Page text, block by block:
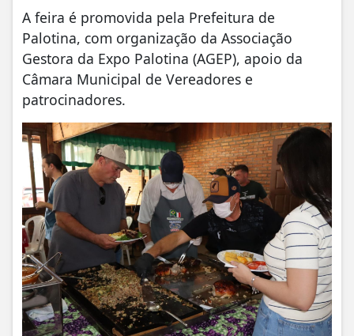
A feira é promovida pela Prefeitura de
Palotina, com organização da Associação
Gestora da Expo Palotina (AGEP), apoio da
Câmara Municipal de Vereadores e
patrocinadores.